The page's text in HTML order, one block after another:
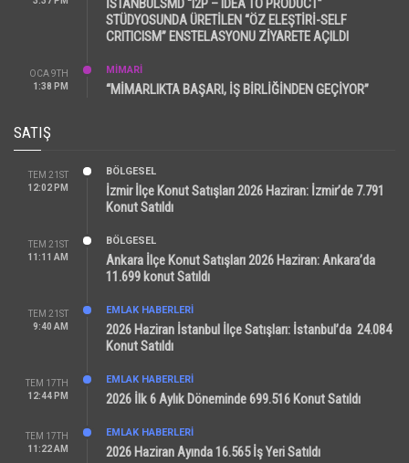
İSTANBULSMD “I2P – IDEA TO PRODUCT”
STÜDYOSUNDA ÜRETİLEN “ÖZ ELEŞTİRİ-SELF
CRITICISM” ENSTELASYONU ZİYARETE AÇILDI
OCA 9TH
1:38 PM
MİMARİ
“MİMARLIKTA BAŞARI, İŞ BİRLİĞİNDEN GEÇİYOR”
SATIŞ
TEM 21ST
12:02 PM
BÖLGESEL
İzmir İlçe Konut Satışları 2026 Haziran: İzmir’de 7.791
Konut Satıldı
TEM 21ST
11:11 AM
BÖLGESEL
Ankara İlçe Konut Satışları 2026 Haziran: Ankara’da
11.699 konut Satıldı
TEM 21ST
9:40 AM
EMLAK HABERLERI
2026 Haziran İstanbul İlçe Satışları: İstanbul’da 24.084
Konut Satıldı
TEM 17TH
12:44 PM
EMLAK HABERLERI
2026 İlk 6 Aylık Döneminde 699.516 Konut Satıldı
TEM 17TH
11:22 AM
EMLAK HABERLERI
2026 Haziran Ayında 16.565 İş Yeri Satıldı